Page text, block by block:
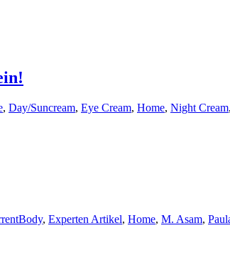
, Day/Suncream, Eye Cream, Home, Night Cream,
, Experten Artikel, Home, M. Asam,